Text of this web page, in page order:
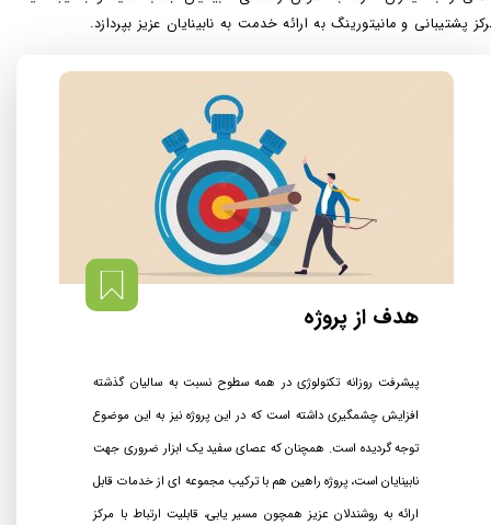
پشتیبانی و مانیتورینگ به ارائه خدمت به نابینایان عزیز بپردازد.
​​هدف از پروژه
پیشرفت روزانه تکنولوژی در همه سطوح نسبت به سالیان گذشته
افزایش چشمگیری داشته است که در این پروژه نیز به این موضوع
توجه گردیده است. همچنان که عصای سفید یک ابزار ضروری جهت
نابینایان است، پروژه راهین هم با ترکیب مجموعه ای از خدمات قابل
ارائه به روشندلان عزیز همچون مسیر یابی، قابلیت ارتباط با مرکز